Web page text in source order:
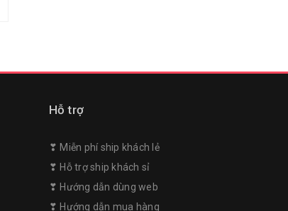
Hỗ trợ
❣︎ Miễn phí ship khách lẻ
❣︎ Hỗ trợ ship khách sỉ
❣︎ Hướng dẫn dùng web
❣︎ Hướng dẫn mua hàng